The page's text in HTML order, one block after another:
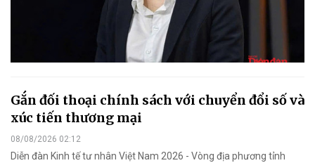
Gắn đối thoại chính sách với chuyển đổi số và
xúc tiến thương mại
08/08/2026 02:12
Diễn đàn Kinh tế tư nhân Việt Nam 2026 - Vòng địa phương tỉnh